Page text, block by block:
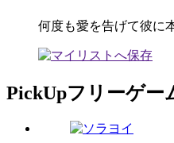
何度も愛を告げて彼に
PickUpフリーゲー